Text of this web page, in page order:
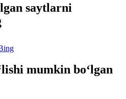
saytlarni
mumkin bo‘lgan